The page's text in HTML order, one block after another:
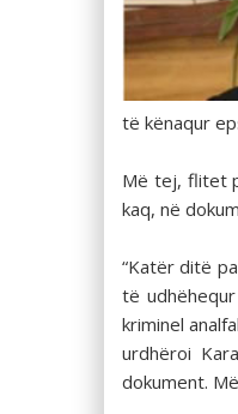
të kënaqur
Më tej, flitet
kaq, në
“Katër ditë
të
kriminel
urdhëroi
dokument.